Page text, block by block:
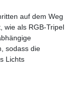
auf dem Weg
wie als RGB-Tripel
sodass die
Lichts